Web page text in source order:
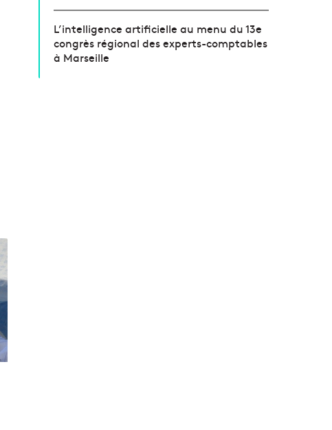
L’intelligence artificielle au menu du 13e
congrès régional des experts-comptables
à Marseille